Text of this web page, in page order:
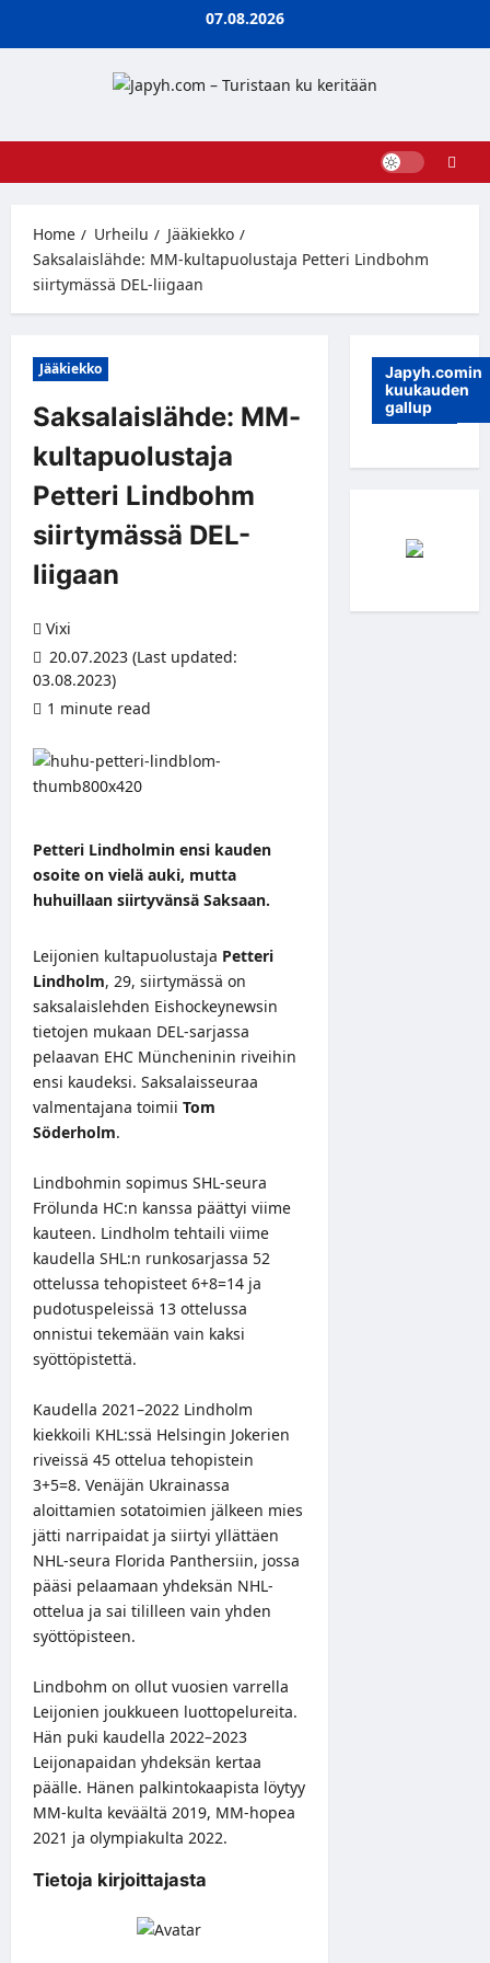
07.08.2026
Home Urheilu
Jääkiekko
Saksalaislähde: MM-kultapuolustaja Petteri Lindbohm
siirtymässä DEL-liigaan
Jääkiekko
Saksalaislähde: MM-
kultapuolustaja
Petteri Lindbohm
siirtymässä DEL-
liigaan
Vixi
20.07.2023 (Last updated:
03.08.2023)
1 minute read
Petteri Lindholmin ensi kauden
osoite on vielä auki, mutta
huhuillaan siirtyvänsä Saksaan.
Leijonien kultapuolustaja Petteri
Lindholm, 29, siirtymässä on
saksalaislehden Eishockeynewsin
tietojen mukaan DEL-sarjassa
pelaavan EHC Müncheninin riveihin
ensi kaudeksi. Saksalaisseuraa
valmentajana toimii Tom
Söderholm.
Lindbohmin sopimus SHL-seura
Frölunda HC:n kanssa päättyi viime
kauteen. Lindholm tehtaili viime
kaudella SHL:n runkosarjassa 52
ottelussa tehopisteet 6+8=14 ja
pudotuspeleissä 13 ottelussa
onnistui tekemään vain kaksi
syöttöpistettä.
Kaudella 2021–2022 Lindholm
kiekkoili KHL:ssä Helsingin Jokerien
riveissä 45 ottelua tehopistein
3+5=8. Venäjän Ukrainassa
aloittamien sotatoimien jälkeen mies
jätti narripaidat ja siirtyi yllättäen
NHL-seura Florida Panthersiin, jossa
pääsi pelaamaan yhdeksän NHL-
ottelua ja sai tililleen vain yhden
syöttöpisteen.
Lindbohm on ollut vuosien varrella
Leijonien joukkueen luottopelureita.
Hän puki kaudella 2022–2023
Leijonapaidan yhdeksän kertaa
päälle. Hänen palkintokaapista löytyy
MM-kulta keväältä 2019, MM-hopea
2021 ja olympiakulta 2022.
Tietoja kirjoittajasta
Japyh.comin
kuukauden
gallup